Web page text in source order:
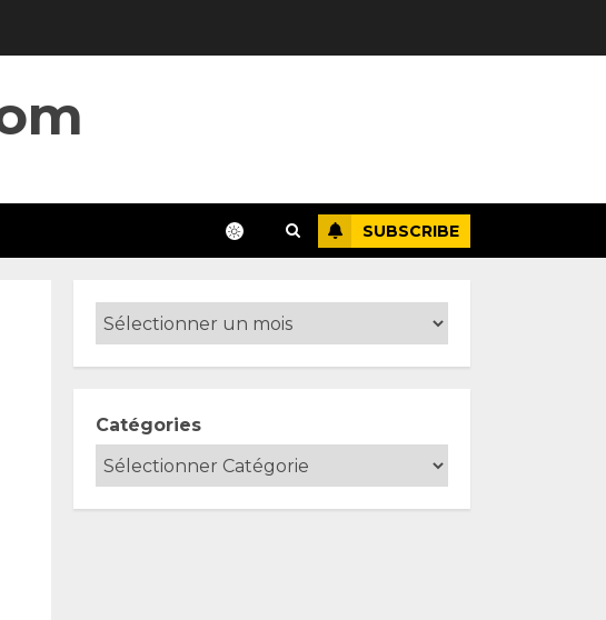
SUBSCRIBE
Catégories